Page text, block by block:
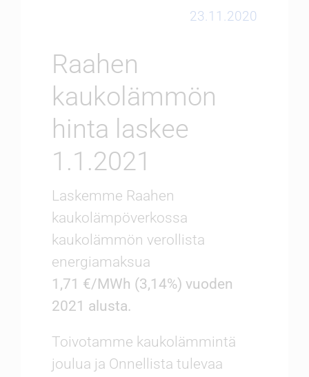
23.11.2020
Raahen
kaukolämmön
hinta laskee
1.1.2021
Laskemme Raahen
kaukolämpöverkossa
kaukolämmön verollista
energiamaksua
1,71 €/MWh (3,14%) vuoden
2021 alusta.
Toivotamme kaukolämmintä
joulua ja Onnellista tulevaa